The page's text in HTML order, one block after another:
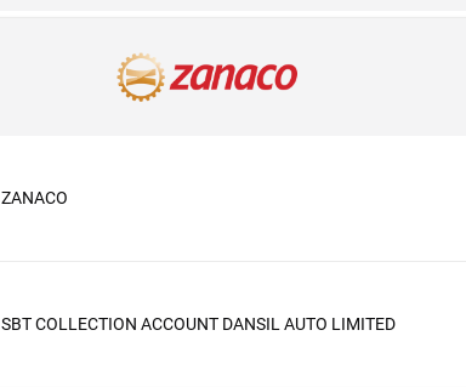
ZANACO
SBT COLLECTION ACCOUNT DANSIL AUTO LIMITED